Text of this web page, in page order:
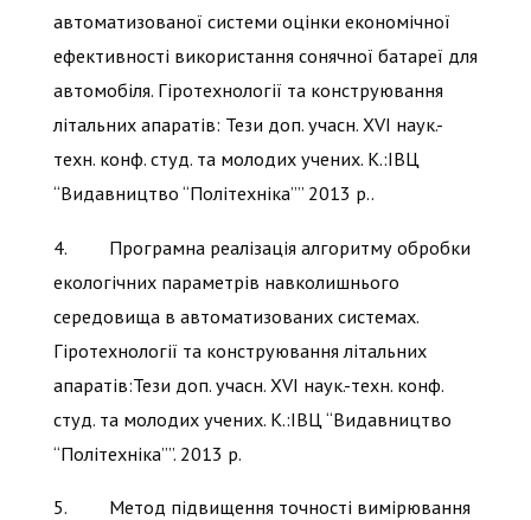
автоматизованої системи оцінки економічної
ефективності використання сонячної батареї для
автомобіля. Гіротехнології та конструювання
літальних апаратів: Тези доп. учасн. XVI наук.-
техн. конф. студ. та молодих учених. К.:ІВЦ
“Видавництво “Політехніка”” 2013 р..
4. Програмна реалізація алгоритму обробки
екологічних параметрів навколишнього
середовища в автоматизованих системах.
Гіротехнології та конструювання літальних
апаратів:Тези доп. учасн. XVI наук.-техн. конф.
студ. та молодих учених. К.:ІВЦ “Видавництво
“Політехніка””. 2013 р.
5. Метод підвищення точності вимірювання